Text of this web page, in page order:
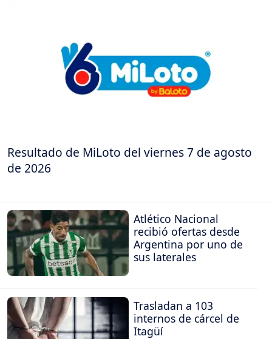
Resultado de MiLoto del viernes 7 de agosto
de 2026
Atlético Nacional
recibió ofertas desde
Argentina por uno de
sus laterales
Trasladan a 103
internos de cárcel de
Itagüí